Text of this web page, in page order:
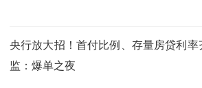
央行放大招！首付比例、存量房贷利率
监：爆单之夜